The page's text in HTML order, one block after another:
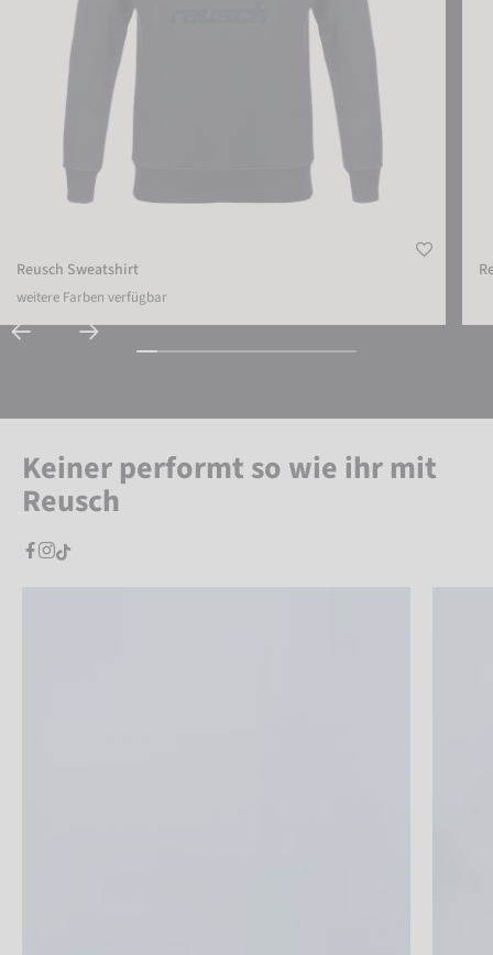
Reusch Sweatshirt
weitere Farben verfügbar
Keiner performt so wie ihr mit
Reusch